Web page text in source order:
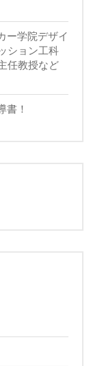
ー学院デザイ
ション工科
任教授など
書！